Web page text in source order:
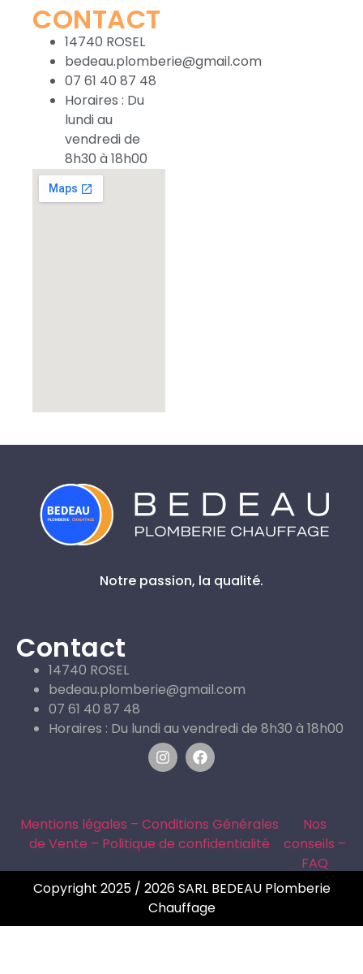
CONTACT
14740 ROSEL
bedeau.plomberie@gmail.com
07 61 40 87 48
Horaires : Du
lundi au
vendredi de
8h30 à 18h00
Notre passion, la qualité.
Contact
14740 ROSEL
bedeau.plomberie@gmail.com
07 61 40 87 48
Horaires : Du lundi au vendredi de 8h30 à 18h00
Mentions légales – Conditions Générales
de Vente – Politique de confidentialité
Nos
conseils –
FAQ
Copyright 2025 / 2026 SARL BEDEAU Plomberie
Chauffage